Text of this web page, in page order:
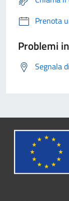
Prenota
Problemi
Segnala